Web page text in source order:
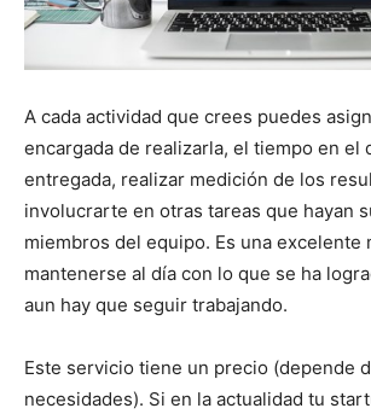
A cada actividad que crees puedes
encargada de realizarla, el tiempo en el
entregada, realizar medición de los
involucrarte en otras tareas que hayan
miembros del equipo. Es una excelente
mantenerse al día con lo que se ha
aun hay que seguir trabajando.
Este servicio tiene un precio (depende
necesidades). Si en la actualidad tu